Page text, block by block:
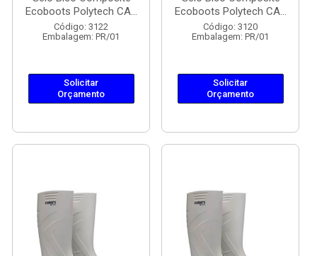
Ecoboots Polytech CA...
Código: 3122
Embalagem: PR/01
Solicitar
Orçamento
Ecoboots Polytech CA...
Código: 3120
Embalagem: PR/01
Solicitar
Orçamento